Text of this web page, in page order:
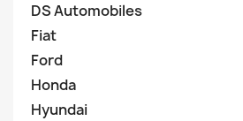
DS Automobiles
Fiat
Ford
Honda
Hyundai